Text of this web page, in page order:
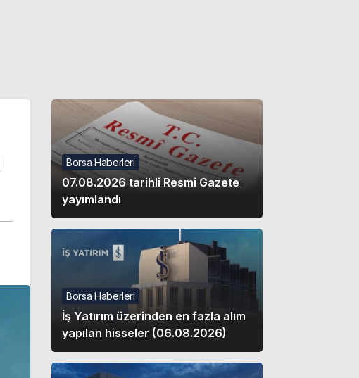
Sistem modunu seçin.
Borsa Haberleri
07.08.2026 tarihli Resmi Gazete
yayımlandı
Borsa Haberleri
İş Yatırım üzerinden en fazla alım
yapılan hisseler (06.08.2026)